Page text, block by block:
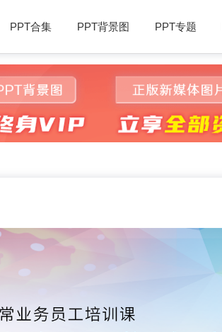
PPT合集 PPT背景图 PPT专题